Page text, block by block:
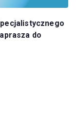
do